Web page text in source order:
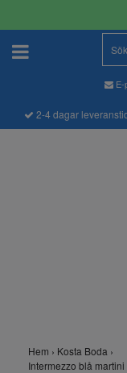
2-4 dagar
Hem › Kosta Boda ›
Intermezzo blå